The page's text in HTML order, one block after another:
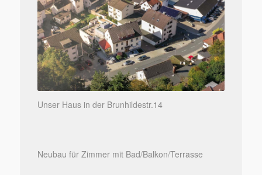
Unser Haus in der Brunhildestr.14
Neubau für Zimmer mit Bad/Balkon/Terrasse